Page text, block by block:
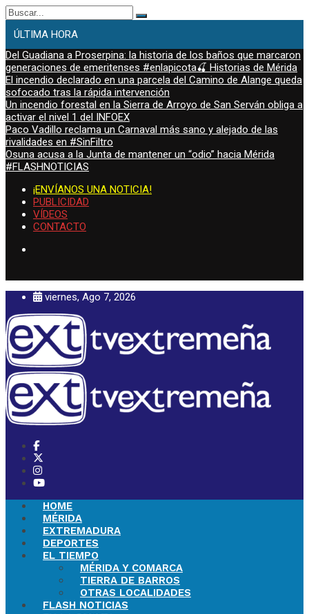
Buscar:
ÚLTIMA HORA
Del Guadiana a Proserpina: la historia de los baños que marcaron
generaciones de emeritenses #enlapicota🍒 Historias de Mérida
El incendio declarado en una parcela del Camino de Alange queda
sofocado tras la rápida intervención
Un incendio forestal en la Sierra de Arroyo de San Serván obliga a
activar el nivel 1 del INFOEX
Paco Vadillo reclama un Carnaval más sano y alejado de las
rivalidades en #SinFiltro
Osuna acusa a la Junta de mantener un “odio” hacia Mérida
#FLASHNOTICIAS
¡ENVÍANOS UNA NOTICIA!
PUBLICIDAD
VÍDEOS
CONTACTO
viernes, Ago 7, 2026
HOME
MÉRIDA
EXTREMADURA
DEPORTES
EL TIEMPO
MÉRIDA Y COMARCA
TIERRA DE BARROS
OTRAS LOCALIDADES
FLASH NOTICIAS